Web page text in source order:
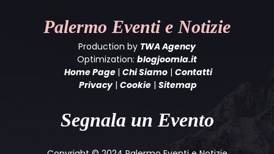
Palermo Eventi e Notizie
Production by TWA Agency
Optimization: blogjoomla.it
Home Page | Chi Siamo| Contatti
Privacy| Cookie | Sitemap
Segnala un Evento